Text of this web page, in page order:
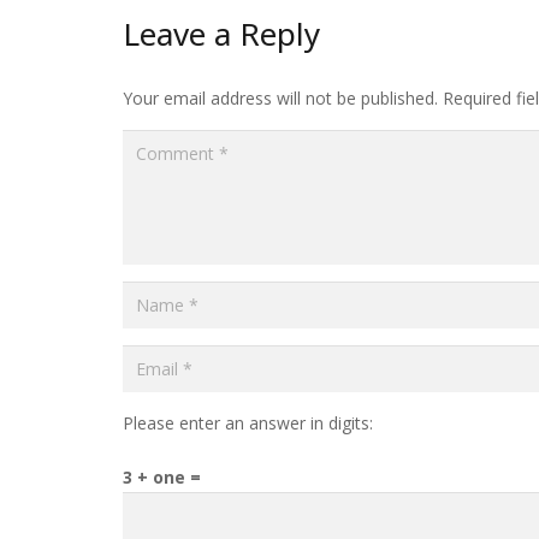
Leave a Reply
Your email address will not be published. Required
Please enter an answer in digits:
3 + one =